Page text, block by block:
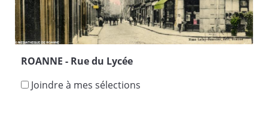
ROANNE - Rue du Lycée
Joindre à mes sélections